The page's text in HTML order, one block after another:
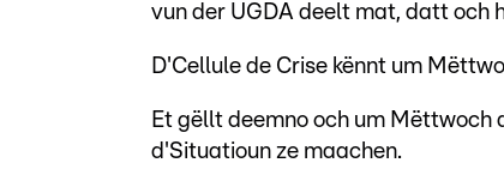
vun der UGDA deelt mat, datt och
D'Cellule de Crise kënnt um
Et gëllt deemno och um Mëttwoch
d'Situatioun ze maachen.